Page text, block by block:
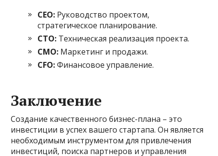
CEO: Руководство проектом,
стратегическое планирование.
CTO: Техническая реализация проекта.
CMO: Маркетинг и продажи.
CFO:Финансовое управление.
Заключение
Создание качественного бизнес-плана – это
инвестиции в успех вашего стартапа. Он является
необходимым инструментом для привлечения
инвестиций, поиска партнеров и управления